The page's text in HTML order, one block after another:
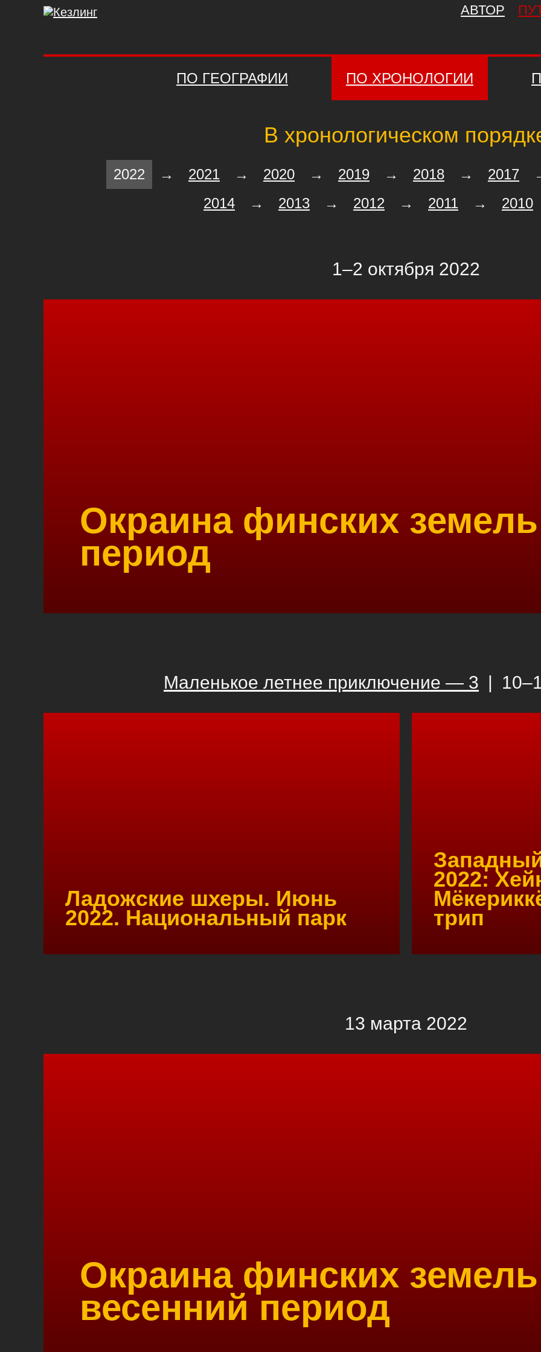
ПО ГЕОГРАФИИ ПО ХРОНОЛОГИИ
В хронологическом
2022 → 2021 → 2020 → 2019 → 2018 → 2017
2014
→ 2013 → 2012 → 2011 → 2010
1–2 октября 2022
Окраина финских
период
Маленькое летнее приключение — 3 |
Ладожские шхеры. Июнь
2022. Национальный парк
2022:
трип
13 марта 2022
Окраина финских
весенний период
АВТОР